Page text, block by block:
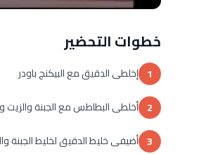
خطوات التحضير
1 إخلطى الدقيق مع البيكنج باودر
2 أخلطى البطاطس مع الجبنة والزيت
3 أضيفى خليط الدقيق لخليط